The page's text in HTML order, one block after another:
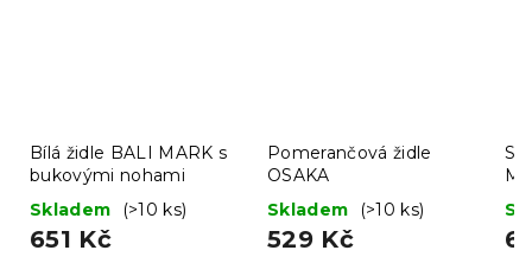
Bílá židle BALI MARK s
bukovými nohami
Skladem
(>10 ks)
651 Kč
Pomerančová židle
OSAKA
Skladem
(>10 ks)
529 Kč